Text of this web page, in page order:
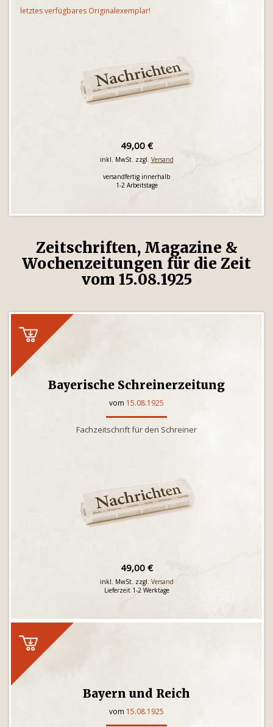
letztes verfügbares Originalexemplar!
49,00 €
inkl. MwSt. zzgl. Versand
versandfertig innerhalb
1-2 Arbeitstage
Zeitschriften, Magazine &
Wochenzeitungen für die Zeit
vom 15.08.1925
Bayerische Schreinerzeitung
vom 15.08.1925
Fachzeitschrift für den Schreiner
49,00 €
inkl. MwSt. zzgl. Versand
Lieferzeit 1-2 Werktage
Bayern und Reich
vom 15.08.1925